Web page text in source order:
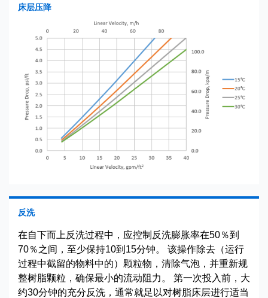
床层压降
反洗
在自下而上反洗过程中，应控制反洗膨胀率在50％到
70％之间，至少保持10到15分钟。 该操作除去（运行
过程中截留的物料中的）颗粒物，清除气泡，并重新规
整树脂颗粒，确保最小的流动阻力。 第一次投入前，大
约30分钟的充分反洗，通常就足以对树脂床层进行适当